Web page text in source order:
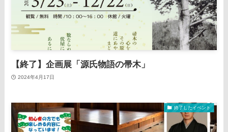
【終了】企画展「源氏物語の帚木」
2024年4月17日
終了したイベント